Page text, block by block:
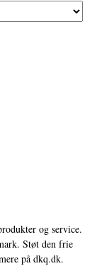
og service.
Støt den frie
på dkq.dk.